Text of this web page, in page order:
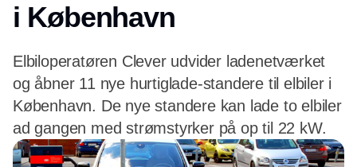
i København
Elbiloperatøren Clever udvider ladenetværket
og åbner 11 nye hurtiglade-standere til elbiler i
København. De nye standere kan lade to elbiler
ad gangen med strømstyrker på op til 22 kW.